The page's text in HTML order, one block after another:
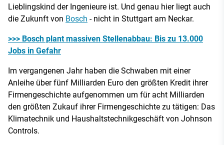
Lieblingskind der Ingenieure ist. Und genau hier liegt auch
die Zukunft von Bosch - nicht in Stuttgart am Neckar.
>>> Bosch plant massiven Stellenabbau: Bis zu 13.000
Jobs in Gefahr
Im vergangenen Jahr haben die Schwaben mit einer
Anleihe über fünf Milliarden Euro den größten Kredit ihrer
Firmengeschichte aufgenommen um für acht Milliarden
den größten Zukauf ihrer Firmengeschichte zu tätigen: Das
Klimatechnik und Haushaltstechnikgeschäft von Johnson
Controls.